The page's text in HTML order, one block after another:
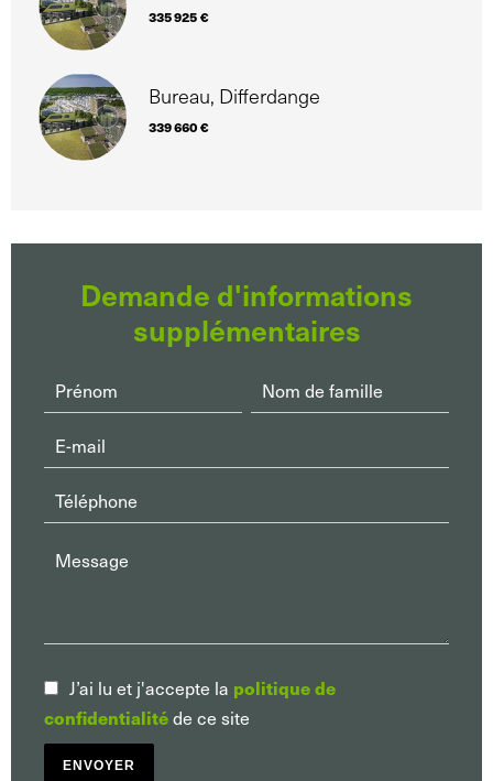
335 925 €
Bureau, Differdange
339 660 €
Demande d'informations
supplémentaires
J’ai lu et j'accepte la politique de
confidentialitéde ce site
ENVOYER